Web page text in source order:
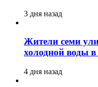
3 дня назад
Жители семи
холодной воды
4 дня назад